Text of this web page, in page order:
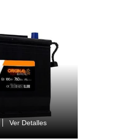
Ver Detalles